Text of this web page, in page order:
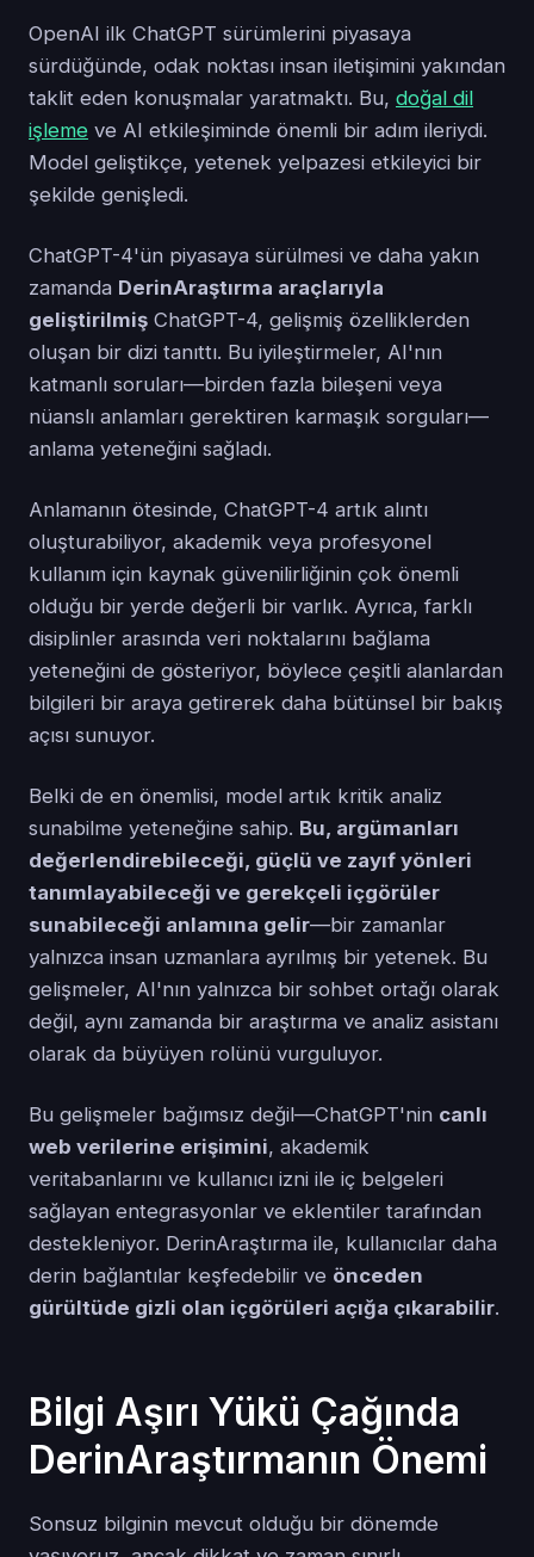
OpenAI ilk ChatGPT sürümlerini piyasaya
sürdüğünde, odak noktası insan iletişimini yakından
taklit eden konuşmalar yaratmaktı. Bu, doğal dil
işleme ve AI etkileşiminde önemli bir adım ileriydi.
Model geliştikçe, yetenek yelpazesi etkileyici bir
şekilde genişledi.
ChatGPT-4'ün piyasaya sürülmesi ve daha yakın
zamanda DerinAraştırma araçlarıyla
geliştirilmiş ChatGPT-4, gelişmiş özelliklerden
oluşan bir dizi tanıttı. Bu iyileştirmeler, AI'nın
katmanlı soruları—birden fazla bileşeni veya
nüanslı anlamları gerektiren karmaşık sorguları—
anlama yeteneğini sağladı.
Anlamanın ötesinde, ChatGPT-4 artık alıntı
oluşturabiliyor, akademik veya profesyonel
kullanım için kaynak güvenilirliğinin çok önemli
olduğu bir yerde değerli bir varlık. Ayrıca, farklı
disiplinler arasında veri noktalarını bağlama
yeteneğini de gösteriyor, böylece çeşitli alanlardan
bilgileri bir araya getirerek daha bütünsel bir bakış
açısı sunuyor.
Belki de en önemlisi, model artık kritik analiz
sunabilme yeteneğine sahip. Bu, argümanları
değerlendirebileceği, güçlü ve zayıf yönleri
tanımlayabileceği ve gerekçeli içgörüler
sunabileceği anlamına gelir—bir zamanlar
yalnızca insan uzmanlara ayrılmış bir yetenek. Bu
gelişmeler, AI'nın yalnızca bir sohbet ortağı olarak
değil, aynı zamanda bir araştırma ve analiz asistanı
olarak da büyüyen rolünü vurguluyor.
Bu gelişmeler bağımsız değil—ChatGPT'nin canlı
web verilerine erişimini, akademik
veritabanlarını ve kullanıcı izni ile iç belgeleri
sağlayan entegrasyonlar ve eklentiler tarafından
destekleniyor. DerinAraştırma ile, kullanıcılar daha
derin bağlantılar keşfedebilir ve önceden
gürültüde gizli olan içgörüleri açığa çıkarabilir.
Bilgi Aşırı Yükü Çağında
DerinAraştırmanın Önemi
Sonsuz bilginin mevcut olduğu bir dönemde